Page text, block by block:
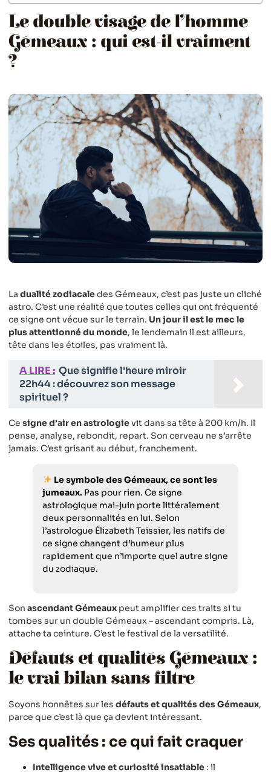
Le double visage de l’homme
Gémeaux : qui est-il vraiment
?
La dualité zodiacaledes Gémeaux, c’est pas juste un cliché
astro. C’est une réalité que toutes celles qui ont fréquenté
ce signe ont vécue sur le terrain. Un jour il est le mec le
plus attentionné du monde, le lendemain il est ailleurs,
tête dans les étoiles, pas vraiment là.
A LIRE : Que signifie l'heure miroir
22h44 : découvrez son message
spirituel ?
Ce signe d’air en astrologievit dans sa tête à 200 km/h. Il
pense, analyse, rebondit, repart. Son cerveau ne s’arrête
jamais. C’est grisant au début, franchement.
Le symbole des Gémeaux, ce sont les
jumeaux. Pas pour rien. Ce signe
astrologique mai-juin porte littéralement
deux personnalités en lui. Selon
l’astrologue Élizabeth Teissier, les natifs de
ce signe changent d’humeur plus
rapidement que n’importe quel autre signe
du zodiaque.
Son ascendant Gémeaux peut amplifier ces traits si tu
tombes sur un double Gémeaux – ascendant compris. Là,
attache ta ceinture. C’est le festival de la versatilité.
Défauts et qualités Gémeaux :
le vrai bilan sans filtre
Soyons honnêtes sur les défauts et qualités des Gémeaux,
parce que c’est là que ça devient intéressant.
Ses qualités : ce qui fait craquer
Intelligence vive et curiosité insatiable : il